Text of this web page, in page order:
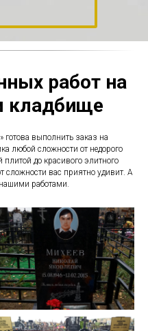
работ на
кладбище
выполнить заказ на
любой сложности от недорого
плитой до красивого элитного
сложности вас приятно удивит. А
работами.